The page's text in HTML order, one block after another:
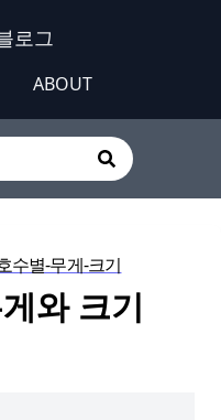
로그
ABOUT
수별-무게-크기
와 크기